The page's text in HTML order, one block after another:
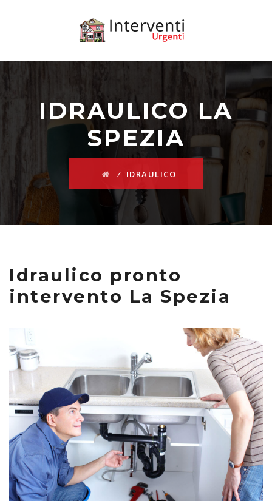
IDRAULICO LA
SPEZIA
⁄ IDRAULICO
Idraulico pronto
intervento La Spezia